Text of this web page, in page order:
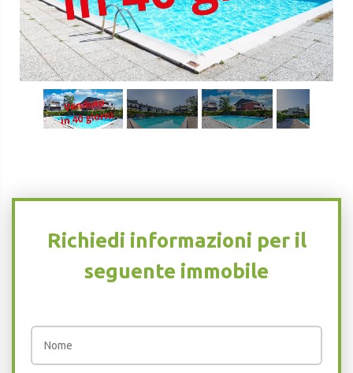
1/35
Richiedi informazioni per il
seguente immobile